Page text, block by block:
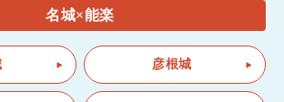
名城×能楽
彦根城